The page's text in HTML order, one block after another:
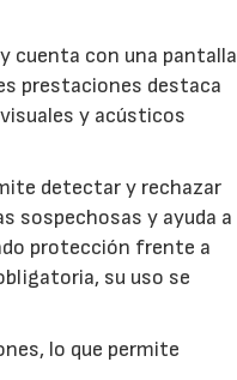
cuenta con una pantalla
prestaciones destaca
y acústicos
detectar y rechazar
sospechosas y ayuda a
protección frente a
su uso se
lo que permite